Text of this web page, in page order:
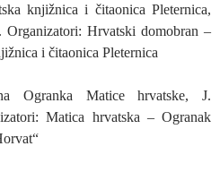
knjižnica i čitaonica Pleternica,
Hrvatski domobran –
i čitaonica Pleternica
Ogranka Matice hrvatske, J.
Matica hrvatska – Ogranak